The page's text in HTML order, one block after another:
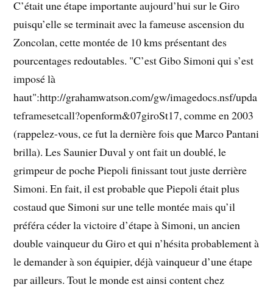
C’était une étape importante aujourd’hui sur le Giro
puisqu’elle se terminait avec la fameuse ascension du
Zoncolan, cette montée de 10 kms présentant des
pourcentages redoutables. "C’est Gibo Simoni qui s’est
imposé là
haut":http://grahamwatson.com/gw/imagedocs.nsf/upda
teframesetcall?openform&07giroSt17, comme en 2003
(rappelez-vous, ce fut la dernière fois que Marco Pantani
brilla). Les Saunier Duval y ont fait un doublé, le
grimpeur de poche Piepoli finissant tout juste derrière
Simoni. En fait, il est probable que Piepoli était plus
costaud que Simoni sur une telle montée mais qu’il
préféra céder la victoire d’étape à Simoni, un ancien
double vainqueur du Giro et qui n’hésita probablement à
le demander à son équipier, déjà vainqueur d’une étape
par ailleurs. Tout le monde est ainsi content chez